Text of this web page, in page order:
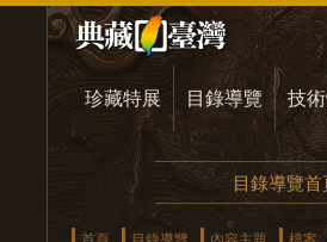
珍藏特展 目錄導覽 技
目錄導覽首
首頁 目錄導覽 內容主題 檔案